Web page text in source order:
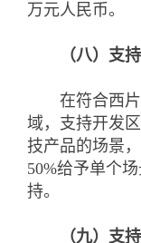
万元人民币。
（八）支持
在符合西片
域，支持开发
技产品的场景
50%给予单个
持。
（九）支持